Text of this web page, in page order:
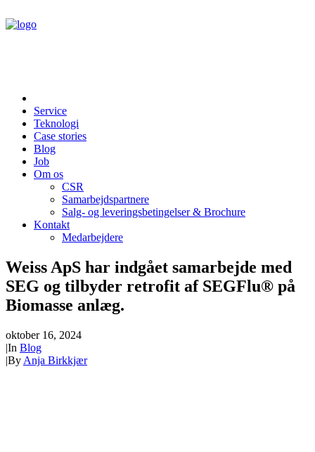
Service
Teknologi
Case stories
Blog
Job
Om os
CSR
Samarbejdspartnere
Salg- og leveringsbetingelser & Brochure
Kontakt
Medarbejdere
Weiss ApS har indgået samarbejde med
SEG og tilbyder retrofit af SEGFlu® på
Biomasse anlæg.
oktober 16, 2024
|In Blog
|By Anja Birkkjær